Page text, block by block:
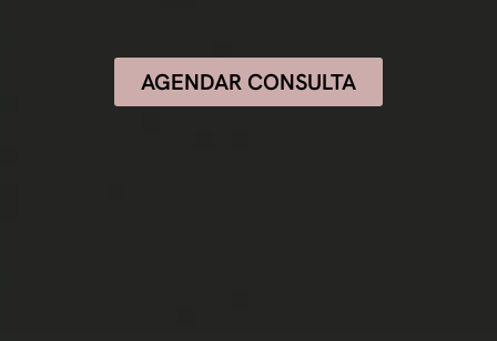
AGENDAR CONSULTA